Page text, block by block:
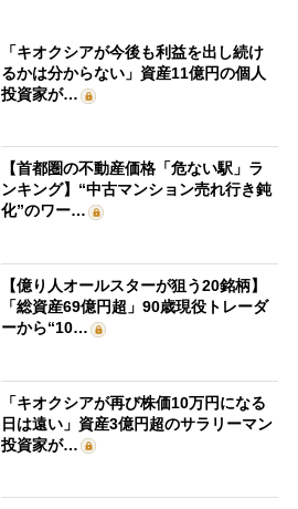
「キオクシアが今後も利益を出し続け
るかは分からない」資産11億円の個人
投資家が…
【首都圏の不動産価格「危ない駅」ラ
ンキング】“中古マンション売れ行き鈍
化”のワー…
【億り人オールスターが狙う20銘柄】
「総資産69億円超」90歳現役トレーダ
ーから“10…
「キオクシアが再び株価10万円になる
日は遠い」資産3億円超のサラリーマン
投資家が…